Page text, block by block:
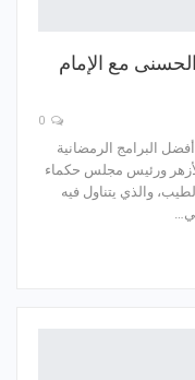
مع الإمام
البرامج الرمضانية
الأزهر ورئيس مجلس حكماء
والذي يتناول فيه